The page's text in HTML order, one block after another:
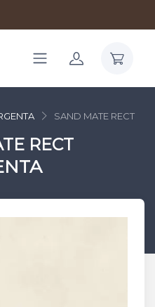
SAND MATE RECT
RECT